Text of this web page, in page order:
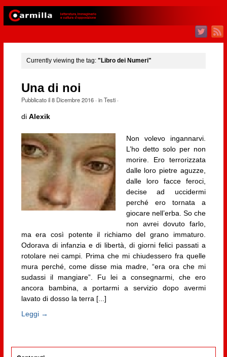
Currently viewing the tag: "Libro dei Numeri"
Una di noi
Pubblicato il8 Dicembre 2016· inTesti·
di Alexik
Non volevo ingannarvi.
L’ho detto solo per non
morire. Ero terrorizzata
dalle loro pietre aguzze,
dalle loro facce feroci,
decise ad uccidermi
perché ero tornata a
giocare nell’erba. So che
non avrei dovuto farlo,
ma era così potente il richiamo del grano immaturo.
Odorava di infanzia e di libertà, di giorni felici passati a
rotolare nei campi. Prima che mi chiudessero fra quelle
mura perché, come disse mia madre, “era ora che mi
sudassi il mangiare”. Fu lei a consegnarmi, che ero
ancora bambina, a portarmi a servizio dopo avermi
lavato di dosso la terra [...]
Leggi →